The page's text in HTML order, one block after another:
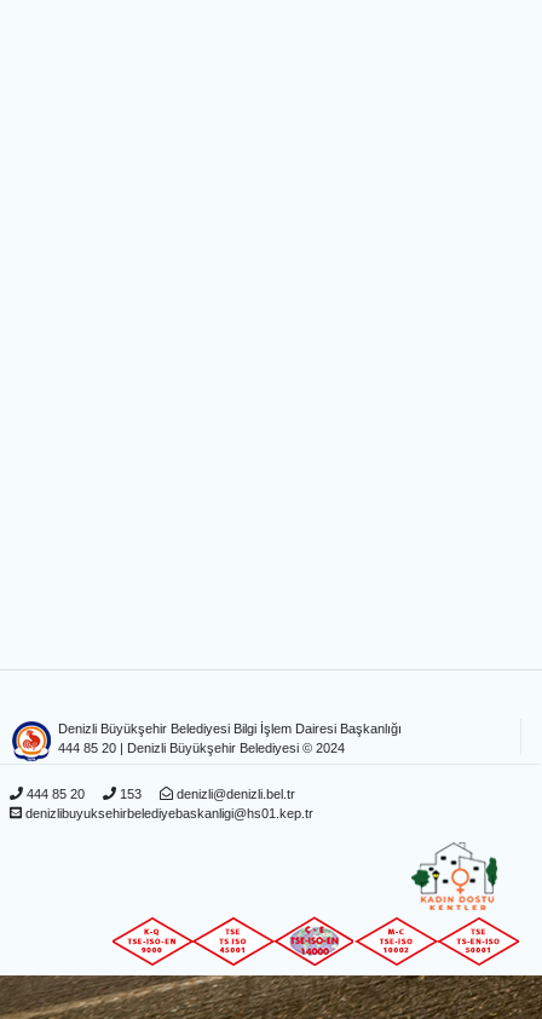
Denizli Büyükşehir Belediyesi Bilgi İşlem Dairesi Başkanlığı
444 85 20 | Denizli Büyükşehir Belediyesi © 2024
444 85 20 153
denizli@denizli.bel.tr
denizlibuyuksehirbelediyebaskanligi@hs01.kep.tr